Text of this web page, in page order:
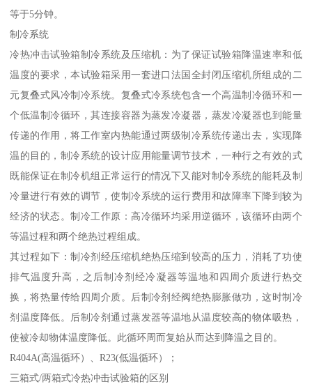
等于5分钟。
制冷系统
冷热冲击试验箱制冷系统及压缩机：为了保证试验箱降温速率和低
温度的要求，本试验箱采用一套进口法国全封闭压缩机所组成的二
元复叠式风冷制冷系统。复叠式冷系统包含一个高温制冷循环和一
个低温制冷循环，其连接容器为蒸发冷凝器，蒸发冷凝器也到能量
传递的作用，将工作室内热能通过两级制冷系统传递出去，实现降
温的目的，制冷系统的设计应用能量调节技术，一种行之有效的式
既能保证在制冷机组正常运行的情况下又能对制冷系统的能耗及制
冷量进行有效的调节，使制冷系统的运行费用和故障率下降到较为
经济的状态。制冷工作原：高冷循环均采用逆循环，该循环由两个
等温过程和两个绝热过程组成。
其过程如下：制冷剂经压缩机绝热压缩到较高的压力，消耗了功使
排气温度升高，之后制冷剂经冷凝器等温地和四周介质进行热交
换，将热量传给四周介质。后制冷剂经阀绝热膨胀做功，这时制冷
剂温度降低。后制冷剂通过蒸发器等温地从温度较高的物体吸热，
使被冷却物体温度降低。此循环周而复始从而达到降温之目的。
R404A(高温循环）、R23(低温循环）；
三箱式/两箱式冷热冲击试验箱的区别